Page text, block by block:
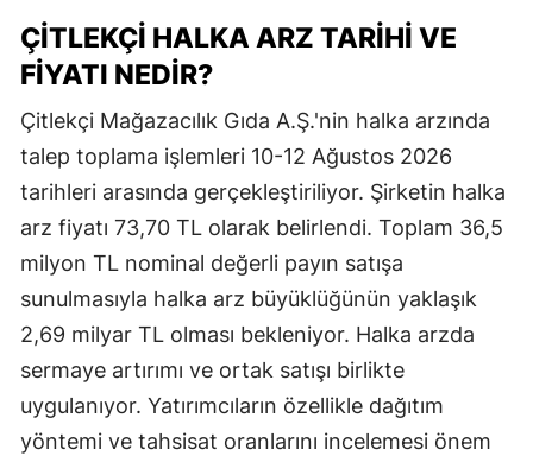
ÇİTLEKÇİ HALKA ARZ TARİHİ VE
FİYATI NEDİR?
Çitlekçi Mağazacılık Gıda A.Ş.'nin halka arzında
talep toplama işlemleri 10-12 Ağustos 2026
tarihleri arasında gerçekleştiriliyor. Şirketin halka
arz fiyatı 73,70 TL olarak belirlendi. Toplam 36,5
milyon TL nominal değerli payın satışa
sunulmasıyla halka arz büyüklüğünün yaklaşık
2,69 milyar TL olması bekleniyor. Halka arzda
sermaye artırımı ve ortak satışı birlikte
uygulanıyor. Yatırımcıların özellikle dağıtım
yöntemi ve tahsisat oranlarını incelemesi önem